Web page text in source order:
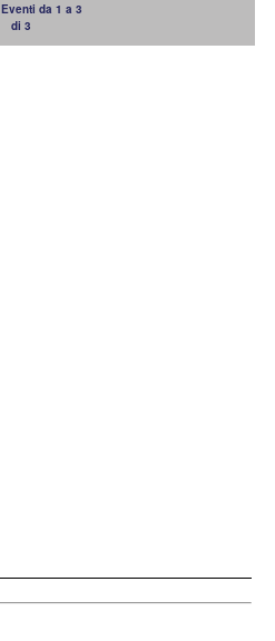
da 1 a 3
di 3